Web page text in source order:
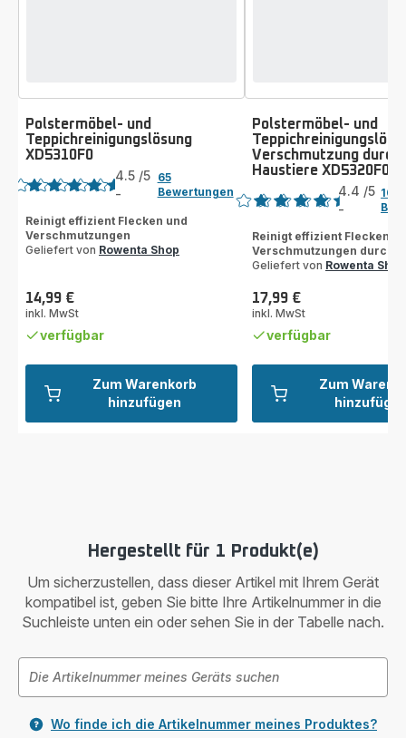
Zum Warenkorb
hinzufügen
Polstermöbel- und
Teppichreinigungslösung
XD5310F0
Bewertung
4.5 /5
-
65
Bewertungen
Reinigt effizient Flecken und
Verschmutzungen
Geliefert von Rowenta Shop
Preis
14,99 €
inkl. MwSt
verfügbar
Zum
Polstermöbel- und
Verschmutzung durch
Haustiere XD5320F0 –
Bewertung
4.4 /5
-
102
Reinigt effizient Flecken
Verschmutzungen durch
Geliefert von Rowenta Shop
Preis
17,99 €
inkl. MwSt
verfügbar
Hergestellt für 1 Produkt(e)
Um sicherzustellen, dass dieser Artikel mit Ihrem Gerät
kompatibel ist, geben Sie bitte Ihre Artikelnummer in die
Suchleiste unten ein oder sehen Sie in der Tabelle nach.
Wo finde ich die Artikelnummer meines Produktes?